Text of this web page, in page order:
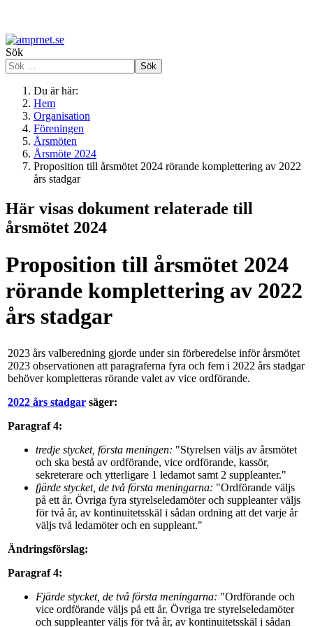
Sök
Sök
Du är här:
Hem
Organisation
Föreningen
Årsmöten
Årsmöte 2024
Proposition till årsmötet 2024 rörande komplettering av 2022
års stadgar
Här visas dokument relaterade till
årsmötet 2024
Proposition till årsmötet 2024
rörande komplettering av 2022
års stadgar
2023 års valberedning gjorde under sin förberedelse inför årsmötet
2023 observationen att paragraferna fyra och fem i 2022 års stadgar
behöver kompletteras rörande valet av vice ordförande.
2022 års stadgar säger:
Paragraf 4:
tredje stycket, första meningen: "Styrelsen väljs av årsmötet
och ska bestå av ordförande, vice ordförande, kassör,
sekreterare och ytterligare 1 ledamot samt 2 suppleanter."
fjärde stycket, de två första meningarna: "Ordförande väljs
på ett år. Övriga fyra styrelseledamöter och suppleanter väljs
för två år, av kontinuitetsskäl i sådan ordning att det varje år
väljs två ledamöter och en suppleant."
Ändringsförslag:
Paragraf 4:
Fjärde stycket, de två första meningarna: "Ordförande och
vice ordförande väljs på ett år. Övriga tre styrelseledamöter
och suppleanter väljs för två år, av kontinuitetsskäl i sådan